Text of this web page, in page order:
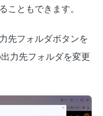
こともできます。
先フォルダボタンを
力先フォルダを変更